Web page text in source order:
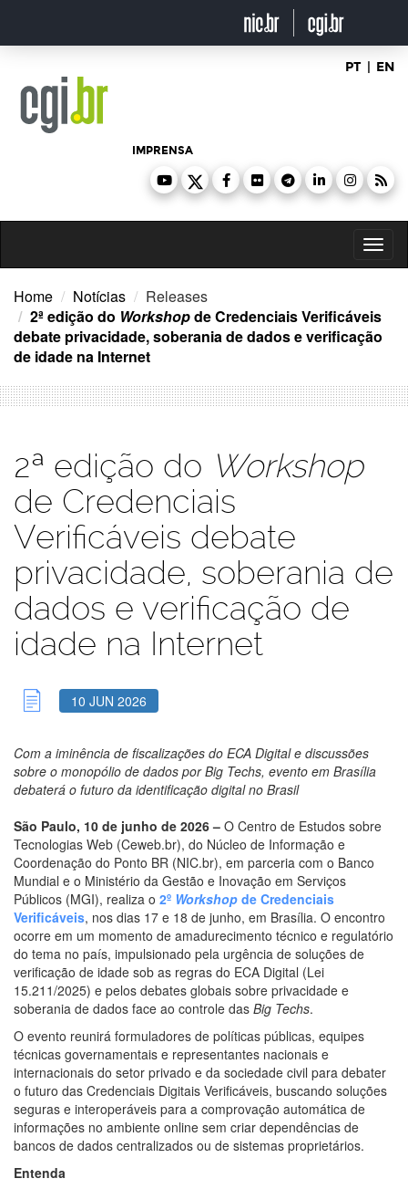
o
PT | EN
IMPRENSA
Home Notícias
Releases
2ª edição do Workshopde Credenciais Verificáveis
debate privacidade, soberania de dados e verificação
de idade na Internet
2ª edição do Workshop
de Credenciais
Verificáveis debate
privacidade, soberania de
dados e verificação de
idade na Internet
10 JUN 2026
Com a iminência de fiscalizações do ECA Digital e discussões
sobre o monopólio de dados por Big Techs, evento em Brasília
debaterá o futuro da identificação digital no Brasil
São Paulo, 10 de junho de 2026 – O Centro de Estudos sobre
Tecnologias Web (Ceweb.br), do Núcleo de Informação e
Coordenação do Ponto BR (NIC.br), em parceria com o Banco
Mundial e o Ministério da Gestão e Inovação em Serviços
Públicos (MGI), realiza o 2º Workshop de Credenciais
Verificáveis, nos dias 17 e 18 de junho, em Brasília. O encontro
ocorre em um momento de amadurecimento técnico e regulatório
do tema no país, impulsionado pela urgência de soluções de
verificação de idade sob as regras do ECA Digital (Lei
15.211/2025) e pelos debates globais sobre privacidade e
soberania de dados face ao controle das Big Techs.
O evento reunirá formuladores de políticas públicas, equipes
técnicas governamentais e representantes nacionais e
internacionais do setor privado e da sociedade civil para debater
o futuro das Credenciais Digitais Verificáveis, buscando soluções
seguras e interoperáveis para a comprovação automática de
informações no ambiente online sem criar dependências de
bancos de dados centralizados ou de sistemas proprietários.
Entenda